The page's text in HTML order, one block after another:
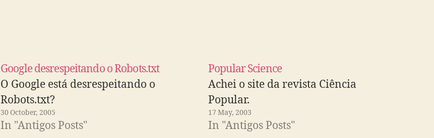
Google desrespeitando o Robots.txt
O Google está desrespeitando o
Robots.txt?
30 October, 2005
In "Antigos Posts"
Popular Science
Achei o site da revista Ciência
Popular.
17 May, 2003
In "Antigos Posts"